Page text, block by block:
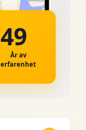
49
År av
erfarenhet